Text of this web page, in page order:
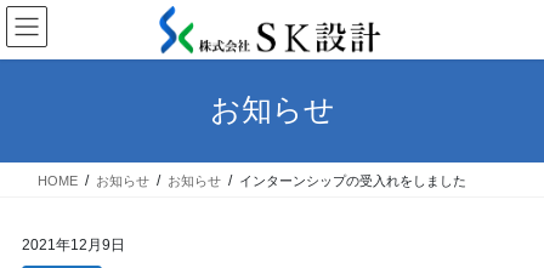
コ
ン
テ
ス
ナ
ビ
ゲ
ン
お知らせ
HOME お知らせ お知らせ インターンシップの受入れをしました
2021年12月9日